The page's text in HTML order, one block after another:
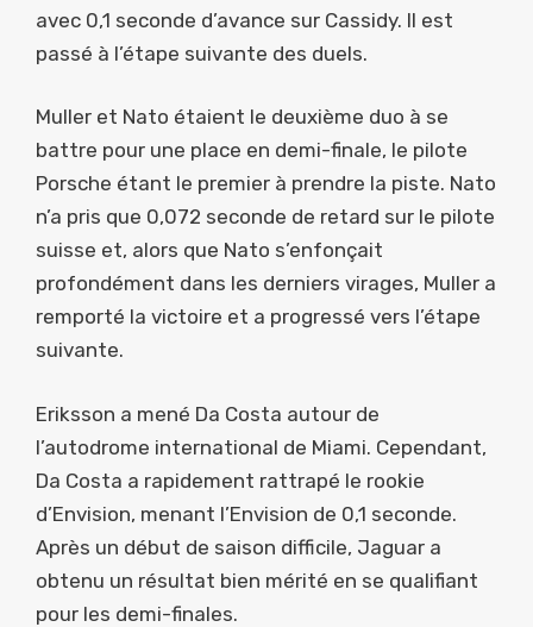
avec 0,1 seconde d’avance sur Cassidy. Il est
passé à l’étape suivante des duels.
Muller et Nato étaient le deuxième duo à se
battre pour une place en demi-finale, le pilote
Porsche étant le premier à prendre la piste. Nato
n’a pris que 0,072 seconde de retard sur le pilote
suisse et, alors que Nato s’enfonçait
profondément dans les derniers virages, Muller a
remporté la victoire et a progressé vers l’étape
suivante.
Eriksson a mené Da Costa autour de
l’autodrome international de Miami. Cependant,
Da Costa a rapidement rattrapé le rookie
d’Envision, menant l’Envision de 0,1 seconde.
Après un début de saison difficile, Jaguar a
obtenu un résultat bien mérité en se qualifiant
pour les demi-finales.